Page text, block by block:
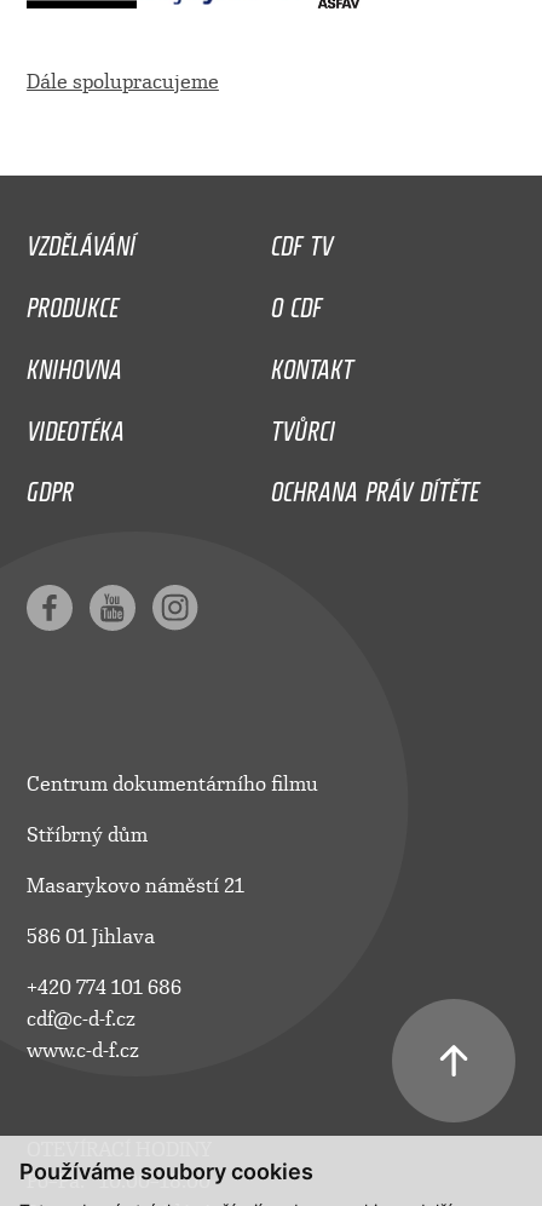
Používáme soubory cookies
Dále spolupracujeme
VZDĚLÁVÁNÍ
CDF TV
PRODUKCE
O CDF
KNIHOVNA
KONTAKT
VIDEOTÉKA
TVŮRCI
GDPR
OCHRANA PRÁV DÍTĚTE
Centrum dokumentárního filmu
Stříbrný dům
Masarykovo náměstí 21
586 01 Jihlava
+420 774 101 686
cdf@c-d-f.cz
www.c-d-f.cz
Po–Pá:
10.00–18.00